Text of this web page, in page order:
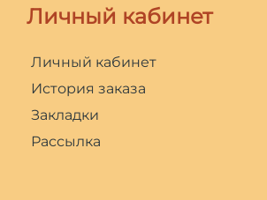
Личный кабинет
Личный кабинет
История заказа
Закладки
Рассылка